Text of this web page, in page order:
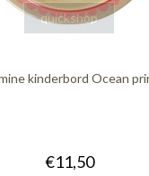
quickshop
kinderbord Ocean
€11,50